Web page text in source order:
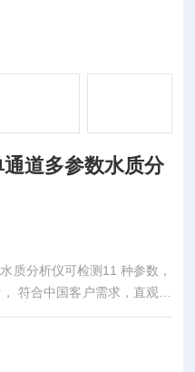
道多参数水质分
质分析仪可检测11 种参数，
符合中国客户需求，直观易